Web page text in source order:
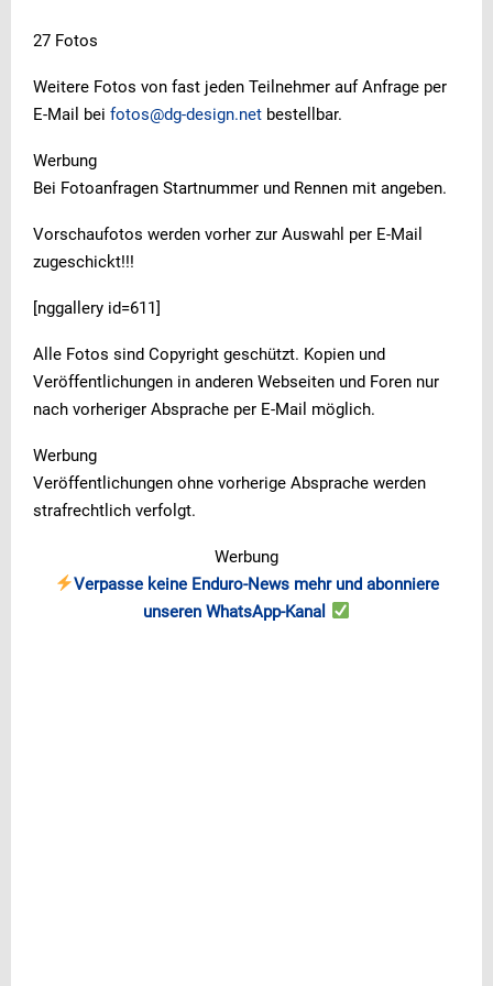
27 Fotos
Weitere Fotos von fast jeden Teilnehmer auf Anfrage per
E-Mail bei fotos@dg-design.net bestellbar.
Werbung
Bei Fotoanfragen Startnummer und Rennen mit angeben.
Vorschaufotos werden vorher zur Auswahl per E-Mail
zugeschickt!!!
[nggallery id=611]
Alle Fotos sind Copyright geschützt. Kopien und
Veröffentlichungen in anderen Webseiten und Foren nur
nach vorheriger Absprache per E-Mail möglich.
Werbung
Veröffentlichungen ohne vorherige Absprache werden
strafrechtlich verfolgt.
Werbung
Verpasse keine Enduro-News mehr und abonniere
unseren WhatsApp-Kanal